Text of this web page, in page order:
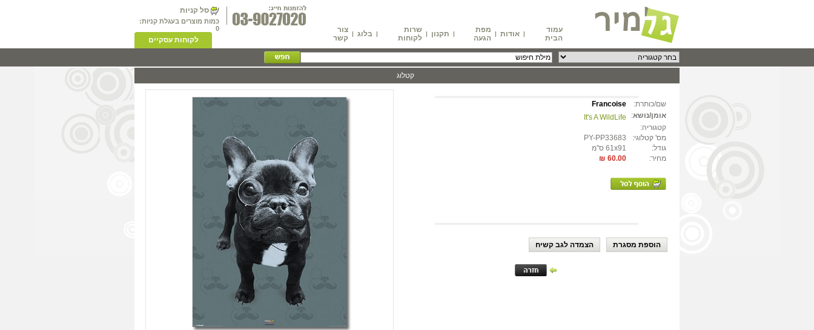
עמוד
הבית
| אודות |
מפת
הגעה
| תקנון |
שרות
לקוחות
| בלוג | צור
קשר
סל קניות
כמות מוצרים בעגלת קניות:
0
לקוחות עסקיים
קטלוג
שם/כותרת:
Francoise
אומן/נושא:
It's A WildLife
קטגוריה:
מס' קטלוגי:
PY-PP33683
גודל:
61x91 ס"מ
מחיר:
60.00 ₪
הוספת מסגרת הצמדה לגב קשיח